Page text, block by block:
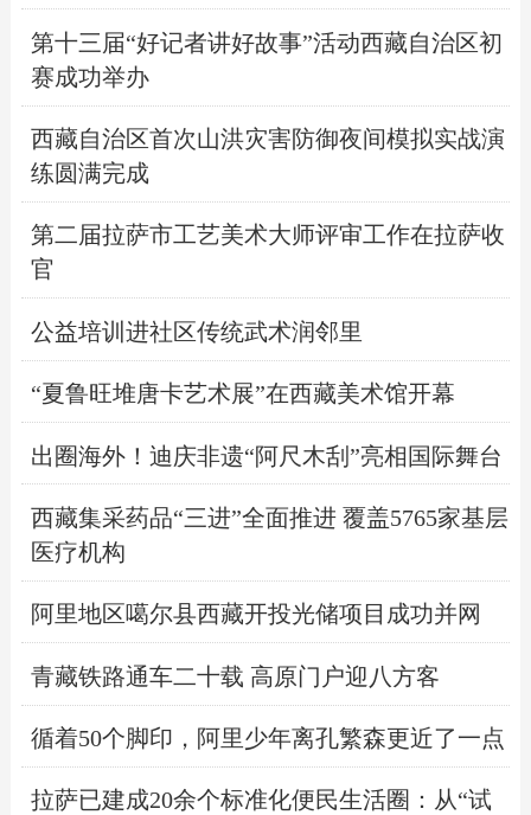
第十三届“好记者讲好故事”活动西藏自治区初
赛成功举办
西藏自治区首次山洪灾害防御夜间模拟实战演
练圆满完成
第二届拉萨市工艺美术大师评审工作在拉萨收
官
公益培训进社区传统武术润邻里
“夏鲁旺堆唐卡艺术展”在西藏美术馆开幕
出圈海外！迪庆非遗“阿尺木刮”亮相国际舞台
西藏集采药品“三进”全面推进 覆盖5765家基层
医疗机构
阿里地区噶尔县西藏开投光储项目成功并网
青藏铁路通车二十载 高原门户迎八方客
循着50个脚印，阿里少年离孔繁森更近了一点
拉萨已建成20余个标准化便民生活圈：从“试